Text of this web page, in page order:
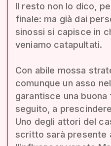
Il resto non lo dico,
finale: ma già dai
sinossi si capisce in
veniamo catapultati.
Con abile mossa
comunque un asso
garantisce una
seguito, a
Uno degli attori del
scritto sarà presente